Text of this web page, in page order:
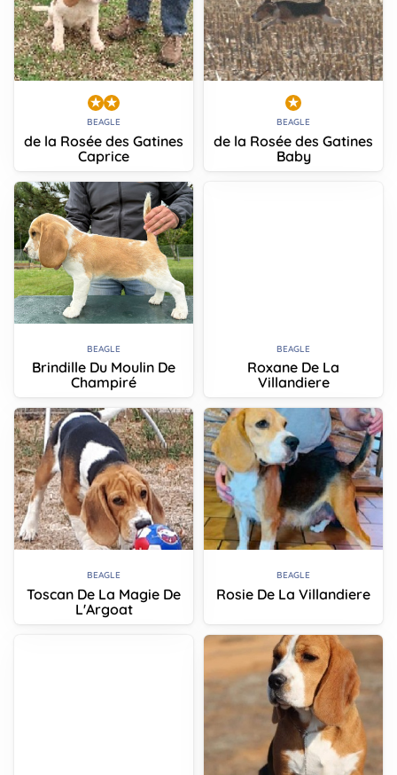
BEAGLE
de la Rosée des Gatines
Caprice
BEAGLE
de la Rosée des Gatines
Baby
BEAGLE
Brindille Du Moulin De
Champiré
BEAGLE
Roxane De La
Villandiere
BEAGLE
Toscan De La Magie De
L'Argoat
BEAGLE
Rosie De La Villandiere